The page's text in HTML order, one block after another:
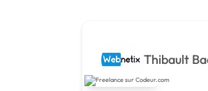
Thibault